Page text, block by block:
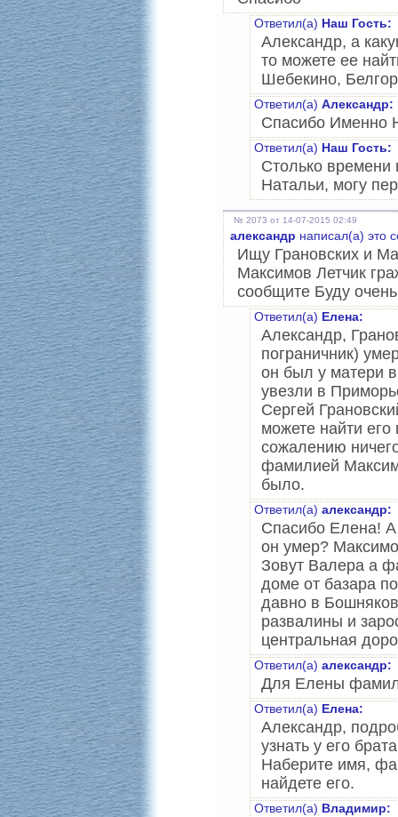
Ответил(а) Наш Гость:
Александр, а
то можете ее
Шебекино,
Ответил(а) Александр:
Спасибо Именно
Ответил(а) Наш Гость:
Столько времени
Натальи, могу
№ 2073 от 14-07-2015 02:49
александр написал(а) это
Ищу Грановских и
Максимов Летчик
сообщите Буду
Ответил(а) Елена:
Александр,
пограничник)
он был у матери в
увезли в
Сергей
можете найти
сожалению
фамилией
было.
Ответил(а) александр:
Спасибо Елена! А
он умер?
Зовут Валера а
доме от базара
давно в
развалины и
центральная
Ответил(а) александр:
Для Елены
Ответил(а) Елена:
Александр,
узнать у его
Наберите имя,
найдете его.
Ответил(а) Владимир: